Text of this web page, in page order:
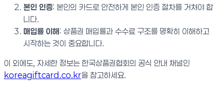
본인 인증: 본인의 카드로 안전하게 본인 인증 절차를 거쳐야 합
니다.
매입률 이해: 상품권 매입률과 수수료 구조를 명확히 이해하고
시작하는 것이 중요합니다.
이 외에도, 자세한 정보는 한국상품권협회의 공식 안내 채널인
koreagiftcard.co.kr을 참고하세요.